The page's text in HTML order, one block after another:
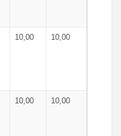
10,00 10,00
10,00 10,00